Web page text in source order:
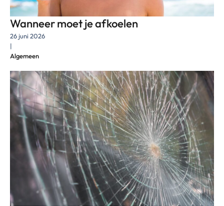
Wanneer moet je afkoelen
26 juni 2026
|
Algemeen